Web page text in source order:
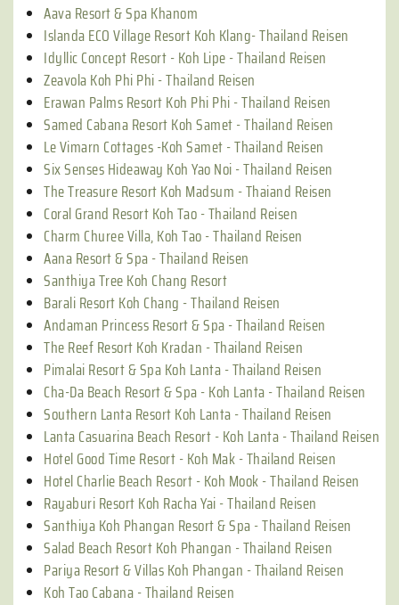
Aava Resort & Spa Khanom
Islanda ECO Village Resort Koh Klang- Thailand Reisen
Idyllic Concept Resort - Koh Lipe - Thailand Reisen
Zeavola Koh Phi Phi - Thailand Reisen
Erawan Palms Resort Koh Phi Phi - Thailand Reisen
Samed Cabana Resort Koh Samet - Thailand Reisen
Le Vimarn Cottages -Koh Samet - Thailand Reisen
Six Senses Hideaway Koh Yao Noi - Thailand Reisen
The Treasure Resort Koh Madsum - Thaiand Reisen
Coral Grand Resort Koh Tao - Thailand Reisen
Charm Churee Villa, Koh Tao - Thailand Reisen
Aana Resort & Spa - Thailand Reisen
Santhiya Tree Koh Chang Resort
Barali Resort Koh Chang - Thailand Reisen
Andaman Princess Resort & Spa - Thailand Reisen
The Reef Resort Koh Kradan - Thailand Reisen
Pimalai Resort & Spa Koh Lanta - Thailand Reisen
Cha-Da Beach Resort & Spa - Koh Lanta - Thailand Reisen
Southern Lanta Resort Koh Lanta - Thailand Reisen
Lanta Casuarina Beach Resort - Koh Lanta - Thailand Reisen
Hotel Good Time Resort - Koh Mak - Thailand Reisen
Hotel Charlie Beach Resort - Koh Mook - Thailand Reisen
Rayaburi Resort Koh Racha Yai - Thailand Reisen
Santhiya Koh Phangan Resort & Spa - Thailand Reisen
Salad Beach Resort Koh Phangan - Thailand Reisen
Pariya Resort & Villas Koh Phangan - Thailand Reisen
Koh Tao Cabana - Thailand Reisen